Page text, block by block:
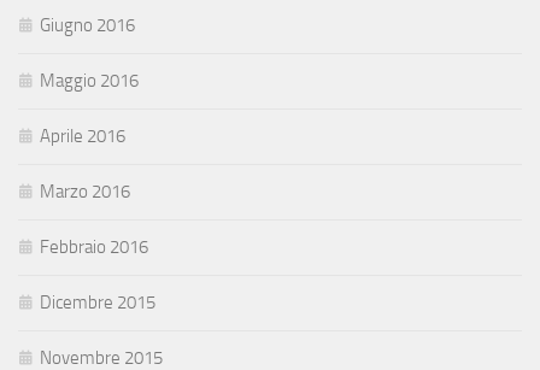
Giugno 2016
Maggio 2016
Aprile 2016
Marzo 2016
Febbraio 2016
Dicembre 2015
Novembre 2015